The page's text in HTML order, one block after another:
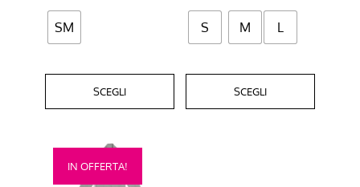
SM
SCEGLI
prodotto
S M L
SCEGLI
prodotto
IN OFFERTA!
Questo
prodotto